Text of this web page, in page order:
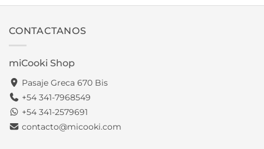
CONTACTANOS
miCooki Shop
Pasaje Greca 670 Bis
+54 341-7968549
+54 341-2579691
contacto@micooki.com